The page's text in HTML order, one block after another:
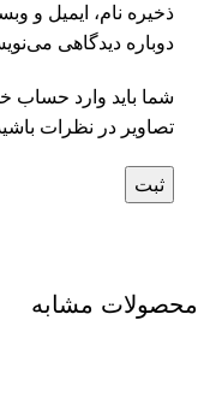
ذخیره نام، ایمیل و
دوباره دیدگاهی
شما باید وارد حساب
تصاویر در نظرات
محصولات مشابه